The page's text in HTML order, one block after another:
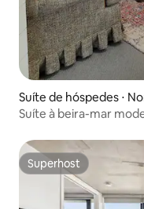
Suíte de hóspedes ⋅
Suíte à beira-mar
Superhost
Superhost